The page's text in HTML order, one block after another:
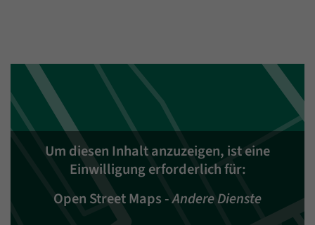
Um diesen Inhalt anzuzeigen, ist eine
Einwilligung erforderlich für:
Open Street Maps -Andere Dienste